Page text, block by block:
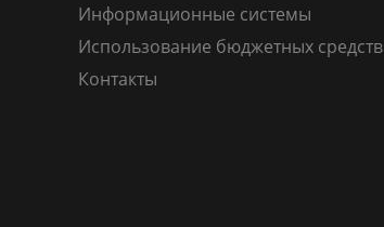
Информационные системы
Использование бюджетных средств
Контакты